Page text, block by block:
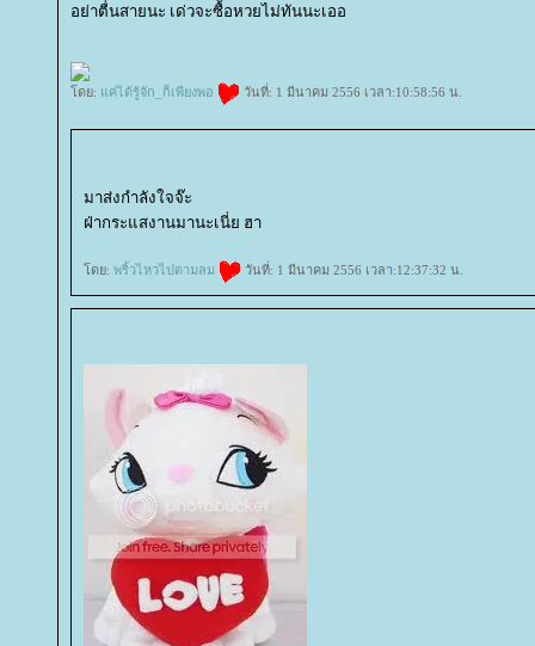
อย่าตื่นสายนะ เด่วจะซื้อหวยไม่ทันนะเออ
ดย: ค่ได้รู้จัก_ก็เพียงพอ วันที่: 1 มีนาคม 2556 เวลา:10:58:56 น.
มาส่งกำลังใจจ๊ะ
ฝ่ากระแสงานมานะเนี่ย ฮา
ดย: พริ้วไหวไปตามลม วันที่: 1 มีนาคม 2556 เวลา:12:37:32 น.